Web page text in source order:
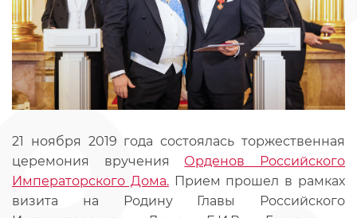
21 ноября 2019 года состоялась торжественная
церемония вручения Орденов Российского
Императорского Дома.Прием прошел в рамках
визита на Родину Главы Российского